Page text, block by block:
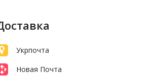
Укрпочта
Новая Почта